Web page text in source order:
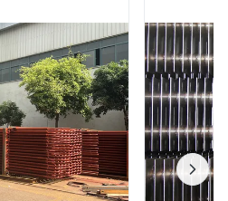
TECHNIEK
VERPAKKING De norm van
...